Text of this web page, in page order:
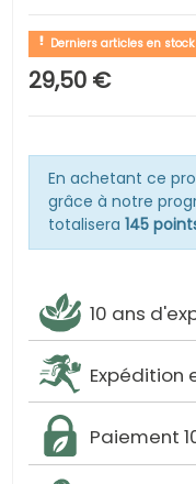
Derniers articles en stock
29,50 €
En achetant ce
grâce à notre
totalisera 145
10 ans
Expédition
Paiement